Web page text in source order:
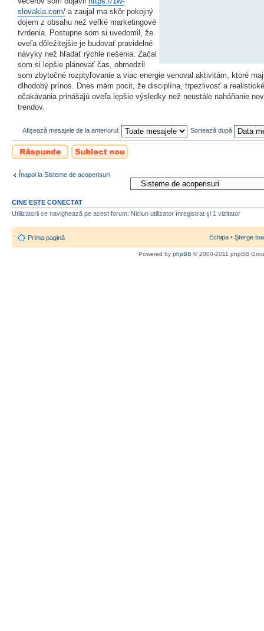
slovakia.com/ a zaujal ma skôr pokojný
dojem z obsahu než veľké marketingové
tvrdenia. Postupne som si uvedomil, že
oveľa dôležitejšie je budovať pravidelné
návyky než hľadať rýchle riešenia. Začal
som si lepšie plánovať čas, obmedzil
som zbytočné rozptyľovanie a viac energie venoval aktivitám, ktoré
dlhodobý prínos. Dnes mám pocit, že disciplína, trpezlivosť a realistické
očakávania prinášajú oveľa lepšie výsledky než neustále naháňanie
trendov.
Afişează mesajele de la anteriorul: Sortează după
Scrie un răspuns
Scrie un subiect
nou
Înapoi la Sisteme de acoperisuri
CINE ESTE CONECTAT
Utilizatorii ce navighează pe acest forum: Niciun utilizator înregistrat şi 1 vizitator
Prima pagină Echipa • Şterge
Powered by phpBB © 2000-2011 phpBB